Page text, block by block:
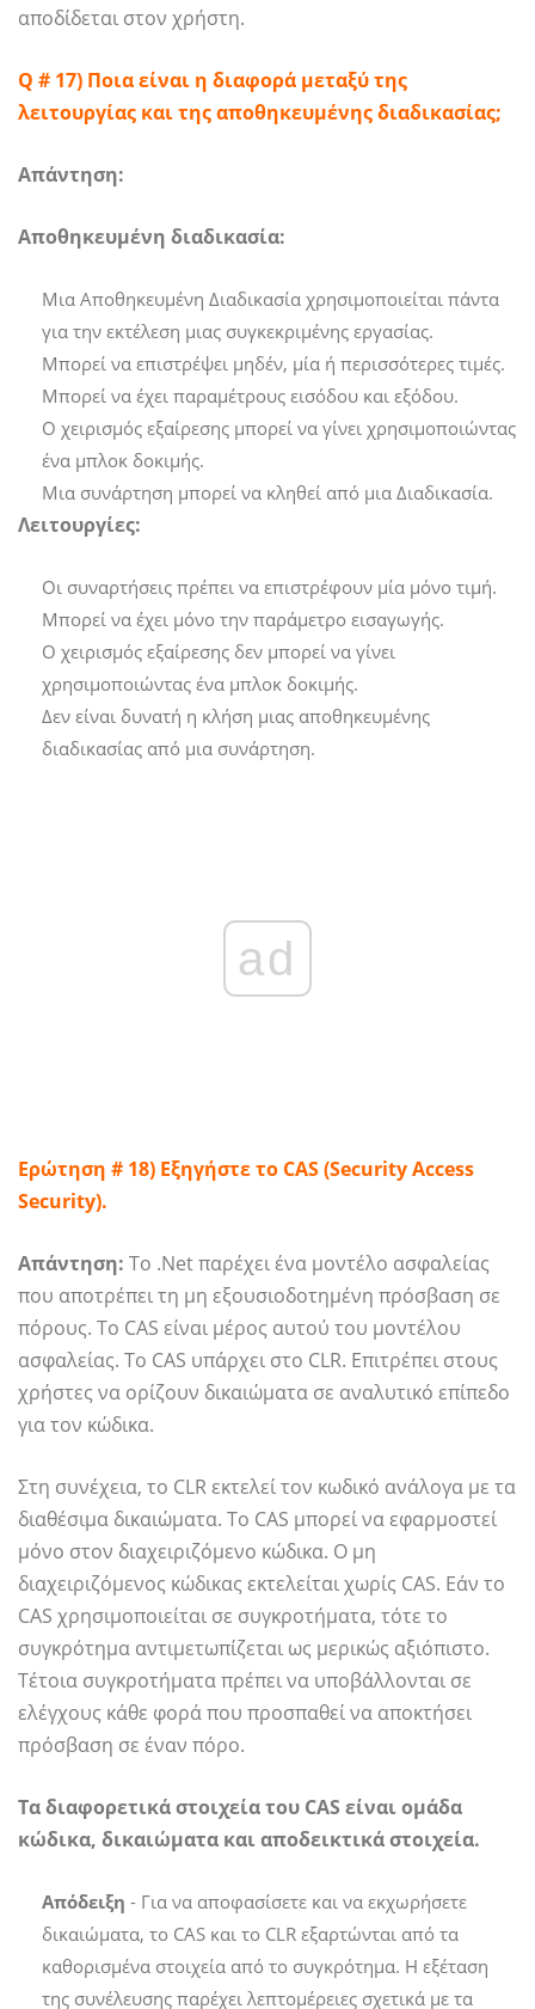
αποδίδεται στον χρήστη.
Q # 17) Ποια είναι η διαφορά μεταξύ της
λειτουργίας και της αποθηκευμένης διαδικασίας;
Απάντηση:
Αποθηκευμένη διαδικασία:
Μια Αποθηκευμένη Διαδικασία χρησιμοποιείται πάντα
για την εκτέλεση μιας συγκεκριμένης εργασίας.
Μπορεί να επιστρέψει μηδέν, μία ή περισσότερες τιμές.
Μπορεί να έχει παραμέτρους εισόδου και εξόδου.
Ο χειρισμός εξαίρεσης μπορεί να γίνει χρησιμοποιώντας
ένα μπλοκ δοκιμής.
Μια συνάρτηση μπορεί να κληθεί από μια Διαδικασία.
Λειτουργίες:
Οι συναρτήσεις πρέπει να επιστρέφουν μία μόνο τιμή.
Μπορεί να έχει μόνο την παράμετρο εισαγωγής.
Ο χειρισμός εξαίρεσης δεν μπορεί να γίνει
χρησιμοποιώντας ένα μπλοκ δοκιμής.
Δεν είναι δυνατή η κλήση μιας αποθηκευμένης
διαδικασίας από μια συνάρτηση.
ad
Ερώτηση # 18) Εξηγήστε το CAS (Security Access
Security).
Απάντηση: Το .Net παρέχει ένα μοντέλο ασφαλείας
που αποτρέπει τη μη εξουσιοδοτημένη πρόσβαση σε
πόρους. Το CAS είναι μέρος αυτού του μοντέλου
ασφαλείας. Το CAS υπάρχει στο CLR. Επιτρέπει στους
χρήστες να ορίζουν δικαιώματα σε αναλυτικό επίπεδο
για τον κώδικα.
Στη συνέχεια, το CLR εκτελεί τον κωδικό ανάλογα με τα
διαθέσιμα δικαιώματα. Το CAS μπορεί να εφαρμοστεί
μόνο στον διαχειριζόμενο κώδικα. Ο μη
διαχειριζόμενος κώδικας εκτελείται χωρίς CAS. Εάν το
CAS χρησιμοποιείται σε συγκροτήματα, τότε το
συγκρότημα αντιμετωπίζεται ως μερικώς αξιόπιστο.
Τέτοια συγκροτήματα πρέπει να υποβάλλονται σε
ελέγχους κάθε φορά που προσπαθεί να αποκτήσει
πρόσβαση σε έναν πόρο.
Τα διαφορετικά στοιχεία του CAS είναι ομάδα
κώδικα, δικαιώματα και αποδεικτικά στοιχεία.
Απόδειξη - Για να αποφασίσετε και να εκχωρήσετε
δικαιώματα, το CAS και το CLR εξαρτώνται από τα
καθορισμένα στοιχεία από το συγκρότημα. Η εξέταση
της συνέλευσης παρέχει λεπτομέρειες σχετικά με τα